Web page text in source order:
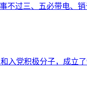
不过三、五必带电、
入党积极分子，成立